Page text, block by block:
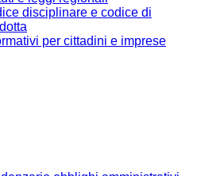
disciplinare e codice di
per cittadini e imprese